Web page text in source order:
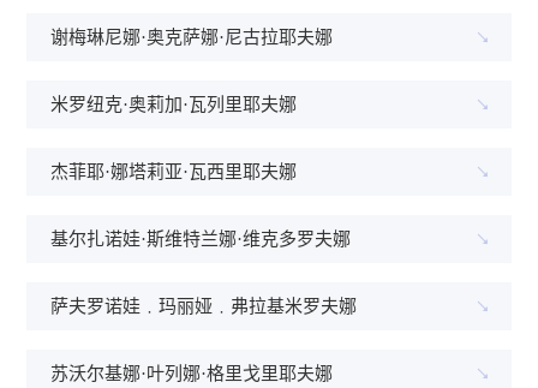
谢梅琳尼娜·奥克萨娜·尼古拉耶夫娜
米罗纽克·奥莉加·瓦列里耶夫娜
杰菲耶·娜塔莉亚·瓦西里耶夫娜
基尔扎诺娃·斯维特兰娜·维克多罗夫娜
萨夫罗诺娃﹒玛丽娅﹒弗拉基米罗夫娜
苏沃尔基娜·叶列娜·格里戈里耶夫娜